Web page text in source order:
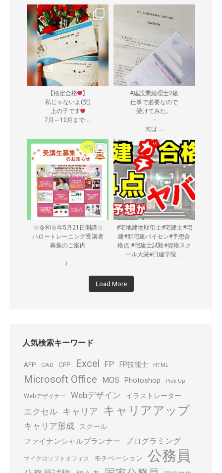
【検定合格
】
私じゃないよ(笑)
上の子です
7月～10月まで ...
#建設業経理士2級
仕事で必要なので
受けてみた。
・
次は ...
☆令和６年5月21日開講☆
ハロートレーニング受講者
募集のご案内
コ ...
#宅地建物取引士#宅建士#宅
建#新宅建パイセン#予想合
格点 #宅建士試験#資格スク
ール大栄#日建学院 ...
Load More
人気検索キーワード
AFP CAD CFP Excel FP FP技能士 HTML
Microsoft Office MOS Photoshop Pick Up
Webデザイナー Webデザイン イラストレーター
エクセル キャリア キャリアアップ
キャリア形成 スクール
ファイナンシャルプランナー プログラミング
マイクロソフトオフィス モチベーション 公務員